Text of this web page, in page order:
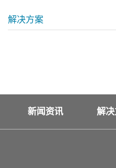
解决方案
新闻资讯 解